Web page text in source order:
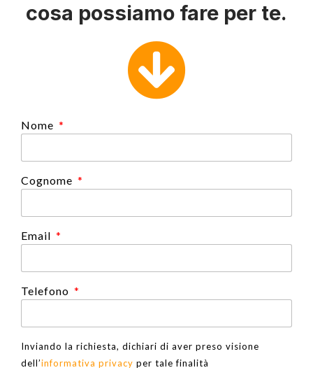
cosa possiamo fare per te.
Nome
Cognome
Email
Telefono
Inviando la richiesta, dichiari di aver preso visione
dell’informativa privacy per tale finalità